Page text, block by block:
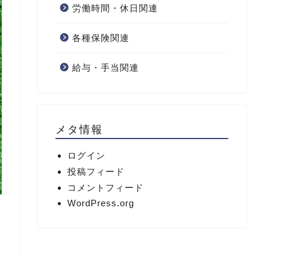
労働時間・休日関連
各種保険関連
給与・手当関連
メタ情報
ログイン
投稿フィード
コメントフィード
WordPress.org